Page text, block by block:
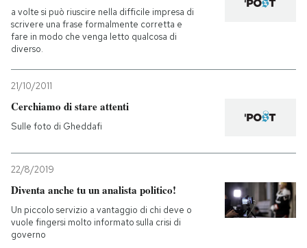
Entra
a volte si può riuscire nella difficile impresa di
scrivere una frase formalmente corretta e
fare in modo che venga letto qualcosa di
diverso.
21/10/2011
Cerchiamo di stare attenti
Sulle foto di Gheddafi
22/8/2019
Diventa anche tu un analista politico!
Un piccolo servizio a vantaggio di chi deve o
vuole fingersi molto informato sulla crisi di
governo